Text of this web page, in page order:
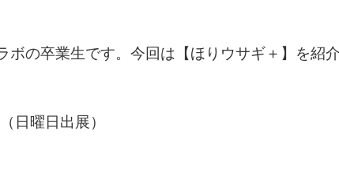
の卒業生です。今回は【ほりウサギ＋】を紹
日曜日出展）